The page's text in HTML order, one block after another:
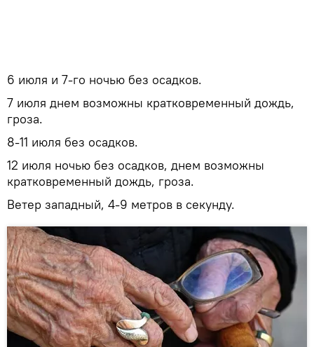
6 июля и 7-го ночью без осадков.
7 июля днем возможны кратковременный дождь,
гроза.
8-11 июля без осадков.
12 июля ночью без осадков, днем возможны
кратковременный дождь, гроза.
Ветер западный, 4-9 метров в секунду.